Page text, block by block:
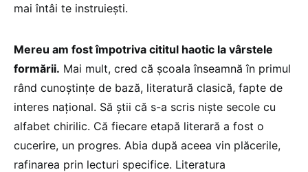
mai întâi te instruiești.
Mereu am fost împotriva cititul haotic la vârstele
formării. Mai mult, cred că școala înseamnă în primul
rând cunoștințe de bază, literatură clasică, fapte de
interes național. Să știi că s⁠-⁠a scris niște secole cu
alfabet chirilic. Că fiecare etapă literară a fost o
cucerire, un progres. Abia după aceea vin plăcerile,
rafinarea prin lecturi specifice. Literatura